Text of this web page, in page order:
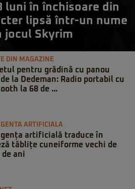
luni în închisoare din
lipsă într-un nume
jocul Skyrim
DIN MAGAZINE
pentru grădină cu panou
la Dedeman: Radio portabil cu
la 68 de ...
ARTIFICIALA
artificială traduce în
tăblițe cuneiforme vechi de
de ani